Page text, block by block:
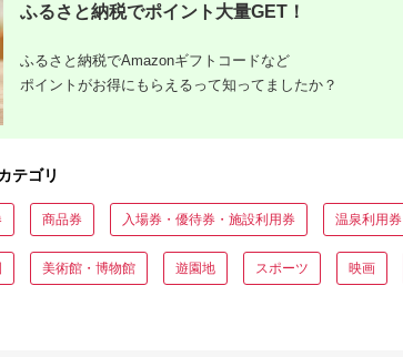
ふるさと納税でポイント大量GET！
ふるさと納税でAmazonギフトコードなど
ポイントがお得にもらえるって知ってましたか？
テゴリ
商品券 入場券・優待券・施設利用券 温泉利用券
美術館・博物館 遊園地 スポーツ 映画